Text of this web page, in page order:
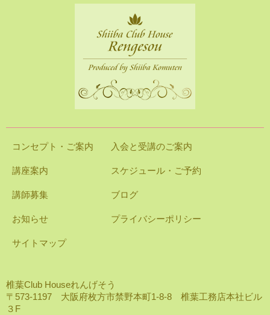
コンセプト・ご案内 入会と受講のご案内
講座案内 スケジュール・ご予約
講師募集 ブログ
お知らせ プライバシーポリシー
サイトマップ
椎葉Club Houseれんげそう
〒573-1197 大阪府枚方市禁野本町1-8-8 椎葉工務店本社ビル
３F